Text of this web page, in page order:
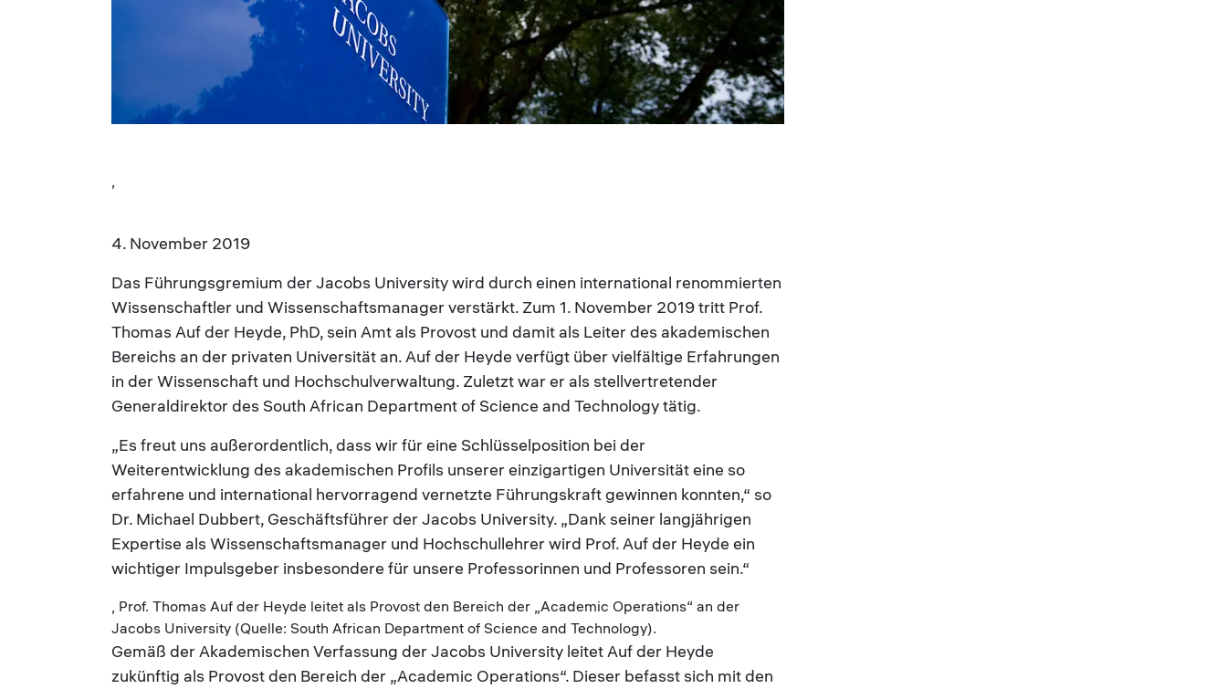
,
4. November 2019
Das Führungsgremium der Jacobs University wird durch einen international renommierten
Wissenschaftler und Wissenschaftsmanager verstärkt. Zum 1. November 2019 tritt Prof.
Thomas Auf der Heyde, PhD, sein Amt als Provost und damit als Leiter des akademischen
Bereichs an der privaten Universität an. Auf der Heyde verfügt über vielfältige Erfahrungen
in der Wissenschaft und Hochschulverwaltung. Zuletzt war er als stellvertretender
Generaldirektor des South African Department of Science and Technology tätig.
„Es freut uns außerordentlich, dass wir für eine Schlüsselposition bei der
Weiterentwicklung des akademischen Profils unserer einzigartigen Universität eine so
erfahrene und international hervorragend vernetzte Führungskraft gewinnen konnten,“ so
Dr. Michael Dubbert, Geschäftsführer der Jacobs University. „Dank seiner langjährigen
Expertise als Wissenschaftsmanager und Hochschullehrer wird Prof. Auf der Heyde ein
wichtiger Impulsgeber insbesondere für unsere Professorinnen und Professoren sein.“
, Prof. Thomas Auf der Heyde leitet als Provost den Bereich der „Academic Operations“ an der
Jacobs University (Quelle: South African Department of Science and Technology).
Gemäß der Akademischen Verfassung der Jacobs University leitet Auf der Heyde
zukünftig als Provost den Bereich der „Academic Operations“. Dieser befasst sich mit den